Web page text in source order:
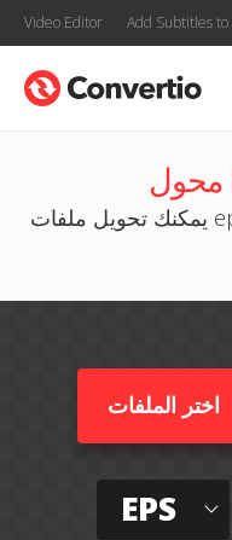
Video Editor Add Subtitles to
يمكنك تحويل ملفات eps إلى fax على الإنترنت وبشكل
اختر الملفات
EPS